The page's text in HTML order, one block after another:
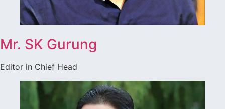
Mr. SK Gurung
Editor in Chief Head